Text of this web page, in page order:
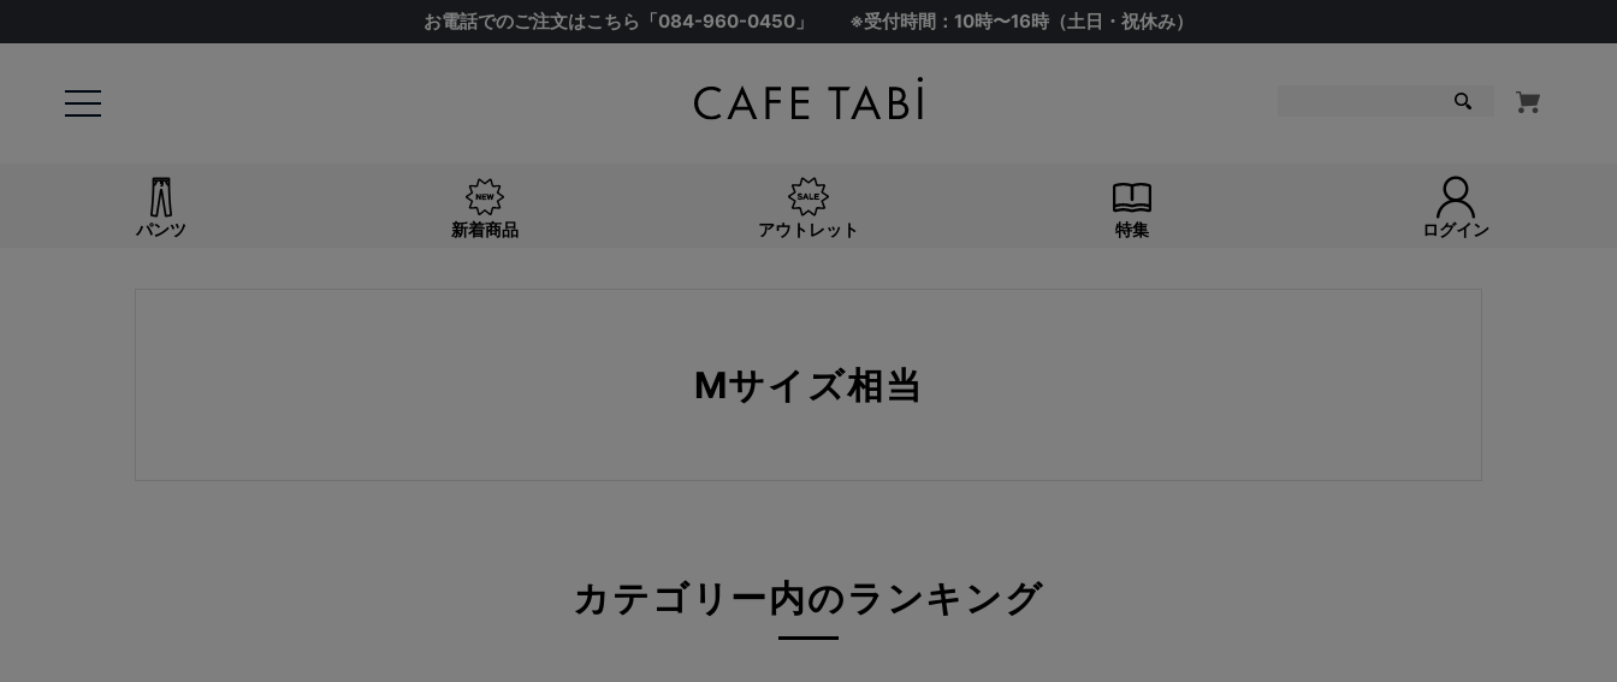
お電話でのご注文はこちら「084-960-0450 」 ※受付時間：10時〜16時（土日・祝休み）
パンツ 新着商品 アウトレット 特集 ログイン
Mサイズ相当
カテゴリー内のランキング
検索
在庫なし商品